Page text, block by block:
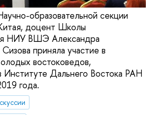
образовательной секции
доцент Школы
НИУ ВШЭ Александра
приняла участие в
востоковедов,
Институте Дальнего Востока РАН
года.